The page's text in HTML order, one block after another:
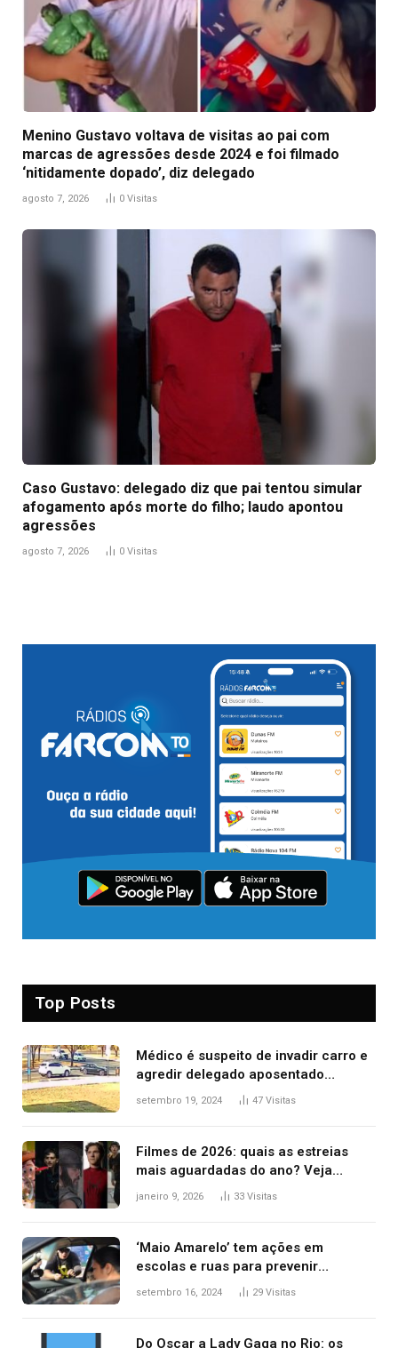
Menino Gustavo voltava de visitas ao pai com
marcas de agressões desde 2024 e foi filmado
‘nitidamente dopado’, diz delegado
agosto 7, 2026 0 Visitas
Caso Gustavo: delegado diz que pai tentou simular
afogamento após morte do filho; laudo apontou
agressões
agosto 7, 2026 0 Visitas
Top Posts
Médico é suspeito de invadir carro e
agredir delegado aposentado
durante confusão no trânsito
setembro 19, 2024 47 Visitas
Filmes de 2026: quais as estreias
mais aguardadas do ano? Veja
principais lançamentos do cinema
janeiro 9, 2026 33 Visitas
‘Maio Amarelo’ tem ações em
escolas e ruas para prevenir
acidentes no trânsito no AP
setembro 16, 2024 29 Visitas
Do Oscar a Lady Gaga no Rio: os